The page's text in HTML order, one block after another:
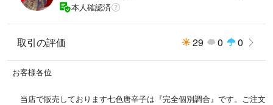
本人確認済
取引の評価 29 0 0
お客様各位
当店で販売しております七色唐辛子は『完全個別調合』です。ご注文